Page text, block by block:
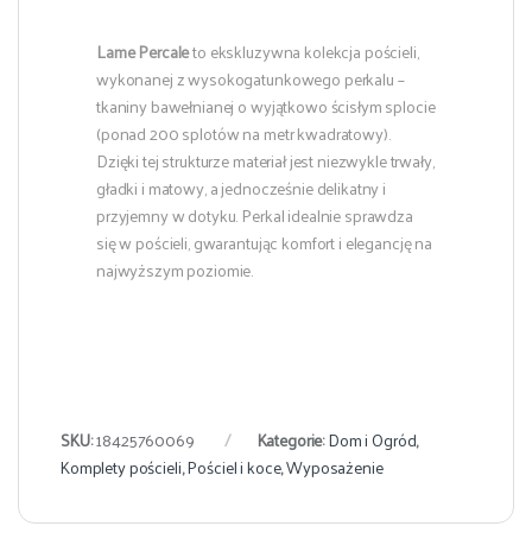
Lame Percaleto ekskluzywna kolekcja pościeli,
wykonanej z wysokogatunkowego perkalu –
tkaniny bawełnianej o wyjątkowo ścisłym splocie
(ponad 200 splotów na metr kwadratowy).
Dzięki tej strukturze materiał jest niezwykle trwały,
gładki i matowy, a jednocześnie delikatny i
przyjemny w dotyku. Perkal idealnie sprawdza
się w pościeli, gwarantując komfort i elegancję na
najwyższym poziomie.
SKU:18425760069 Kategorie:Dom i Ogród,
Komplety pościeli,Pościel i koce,Wyposażenie